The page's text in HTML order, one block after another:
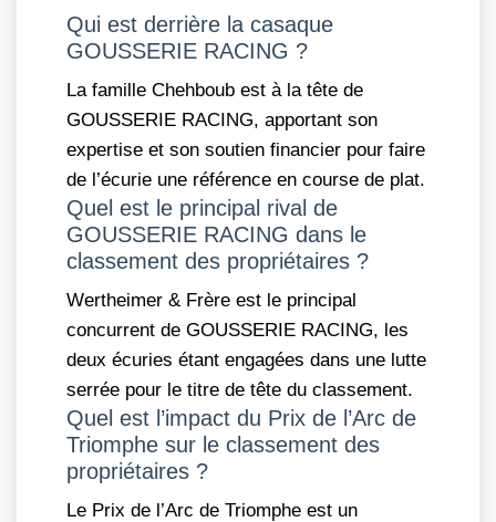
Qui est derrière la casaque
GOUSSERIE RACING ?
La famille Chehboub est à la tête de
GOUSSERIE RACING, apportant son
expertise et son soutien financier pour faire
de l’écurie une référence en course de plat.
Quel est le principal rival de
GOUSSERIE RACING dans le
classement des propriétaires ?
Wertheimer & Frère est le principal
concurrent de GOUSSERIE RACING, les
deux écuries étant engagées dans une lutte
serrée pour le titre de tête du classement.
Quel est l’impact du Prix de l’Arc de
Triomphe sur le classement des
propriétaires ?
Le Prix de l’Arc de Triomphe est un